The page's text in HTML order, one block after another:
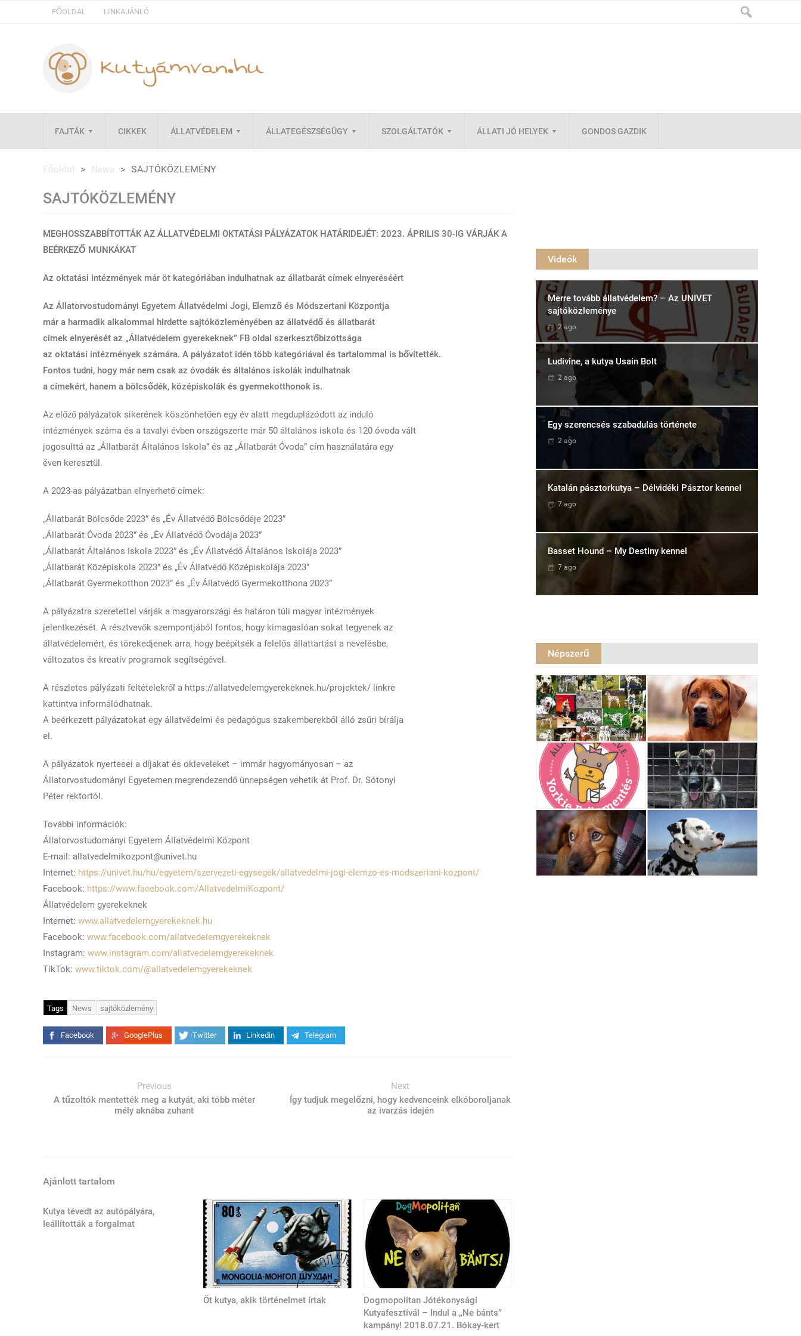
FŐOLDAL LINKAJÁNLÓ
FAJTÁK CIKKEK ÁLLATVÉDELEM ÁLLATEGÉSZSÉGÜGY SZOLGÁLTATÓK ÁLLATI JÓ HELYEK GONDOS GAZDIK
Főoldal > News > SAJTÓKÖZLEMÉNY
SAJTÓKÖZLEMÉNY
MEGHOSSZABBÍTOTTÁK AZ ÁLLATVÉDELMI OKTATÁSI PÁLYÁZATOK HATÁRIDEJÉT: 2023. ÁPRILIS 30-IG VÁRJÁK A
BEÉRKEZŐ MUNKÁKAT
Az oktatási intézmények már öt kategóriában indulhatnak az állatbarát címek elnyeréséért
Az Állatorvostudományi Egyetem Állatvédelmi Jogi, Elemző és Módszertani Központja
már a harmadik alkalommal hirdette sajtóközleményében az állatvédő és állatbarát
címek elnyerését az „Állatvédelem gyerekeknek” FB oldal szerkesztőbizottsága
az oktatási intézmények számára. A pályázatot idén több kategóriával és tartalommal is bővítették.
Fontos tudni, hogy már nem csak az óvodák és általános iskolák indulhatnak
a címekért, hanem a bölcsődék, középiskolák és gyermekotthonok is.
Az előző pályázatok sikerének köszönhetően egy év alatt megduplázódott az induló
intézmények száma és a tavalyi évben országszerte már 50 általános iskola és 120 óvoda vált
jogosulttá az „Állatbarát Általános Iskola” és az „Állatbarát Óvoda” cím használatára egy
éven keresztül.
A 2023-as pályázatban elnyerhető címek:
„Állatbarát Bölcsőde 2023” és „Év Állatvédő Bölcsődéje 2023”
„Állatbarát Óvoda 2023” és „Év Állatvédő Óvodája 2023”
„Állatbarát Általános Iskola 2023” és „Év Állatvédő Általános Iskolája 2023”
„Állatbarát Középiskola 2023” és „Év Állatvédő Középiskolája 2023”
„Állatbarát Gyermekotthon 2023” és „Év Állatvédő Gyermekotthona 2023”
A pályázatra szeretettel várják a magyarországi és határon túli magyar intézmények
jelentkezését. A résztvevők szempontjából fontos, hogy kimagaslóan sokat tegyenek az
állatvédelemért, és törekedjenek arra, hogy beépítsék a felelős állattartást a nevelésbe,
változatos és kreatív programok segítségével.
A részletes pályázati feltételekről a https://allatvedelemgyerekeknek.hu/projektek/ linkre
kattintva informálódhatnak.
A beérkezett pályázatokat egy állatvédelmi és pedagógus szakemberekből álló zsűri bírálja
el.
A pályázatok nyertesei a díjakat és okleveleket – immár hagyományosan – az
Állatorvostudományi Egyetemen megrendezendő ünnepségen vehetik át Prof. Dr. Sótonyi
Péter rektortól.
További információk:
Állatorvostudományi Egyetem Állatvédelmi Központ
E-mail: allatvedelmikozpont@univet.hu
Internet: https://univet.hu/hu/egyetem/szervezeti-egysegek/allatvedelmi-jogi-elemzo-es-modszertani-kozpont/
Facebook: https://www.facebook.com/AllatvedelmiKozpont/
Állatvédelem gyerekeknek
Internet: www.allatvedelemgyerekeknek.hu
Facebook: www.facebook.com/allatvedelemgyerekeknek
Instagram: www.instagram.com/allatvedelemgyerekeknek
TikTok: www.tiktok.com/@allatvedelemgyerekeknek
Tags News sajtóközlemény
Facebook GooglePlus Twitter Linkedin Telegram
Previous
A tűzoltók mentették meg a kutyát, aki több méter
mély aknába zuhant
Next
Így tudjuk megelőzni, hogy kedvenceink elkóboroljanak
az ivarzás idején
Ajánlott tartalom
Kutya tévedt az autópályára,
leállították a forgalmat
Öt kutya, akik történelmet írtak
Dogmopolitan Jótékonysági
Kutyafesztivál – Indul a „Ne bánts”
kampány! 2018.07.21. Bókay-kert
Videók
Merre tovább állatvédelem? – Az UNIVET
sajtóközleménye
2 ago
Ludivine, a kutya Usain Bolt
2 ago
Egy szerencsés szabadulás története
2 ago
Katalán pásztorkutya – Délvidéki Pásztor kennel
7 ago
Basset Hound – My Destiny kennel
7 ago
Népszerű